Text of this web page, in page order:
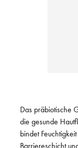
Das präbiotische
die gesunde
bindet
Barriereschicht